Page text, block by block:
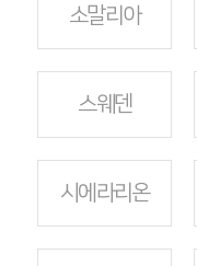
소말리아
스웨덴
시에라리온